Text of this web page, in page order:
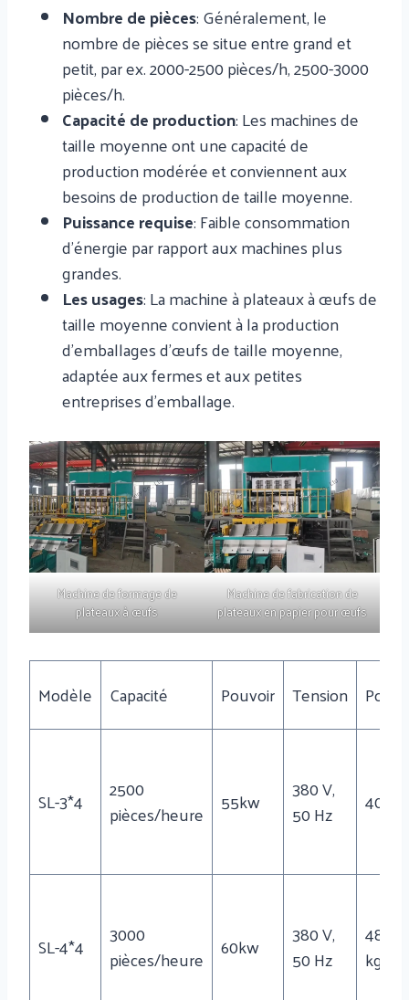
Nombre de pièces: Généralement, le
nombre de pièces se situe entre grand et
petit, par ex. 2000-2500 pièces/h, 2500-3000
pièces/h.
Capacité de production: Les machines de
taille moyenne ont une capacité de
production modérée et conviennent aux
besoins de production de taille moyenne.
Puissance requise: Faible consommation
d’énergie par rapport aux machines plus
grandes.
Les usages: La machine à plateaux à œufs de
taille moyenne convient à la production
d'emballages d'œufs de taille moyenne,
adaptée aux fermes et aux petites
entreprises d'emballage.
Machine de formage de
plateaux à œufs
Machine de fabrication de
plateaux en papier pour œufs
Modèle Capacité Pouvoir Tension Poids
SL-3*4
2500
pièces/heure
55kw
380 V,
50 Hz
SL-4*4
3000
pièces/heure
60kw
380 V,
50 Hz
4800
kg